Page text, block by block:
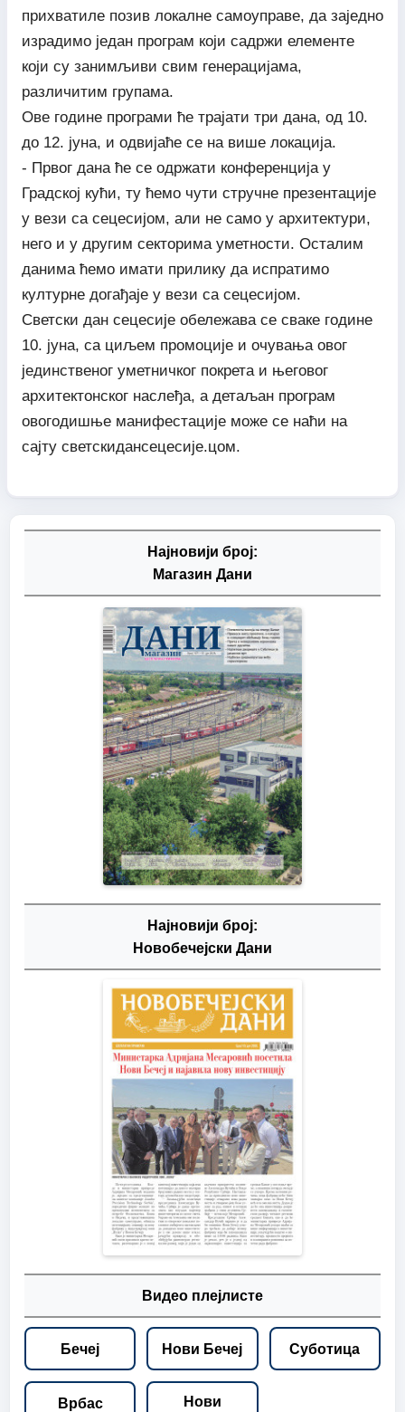
прихватиле позив локалне самоуправе, да заједно
израдимо један програм који садржи елементе
који су занимљиви свим генерацијама,
различитим групама.
Ове године програми ће трајати три дана, од 10.
до 12. јуна, и одвијаће се на више локација.
- Првог дана ће се одржати конференција у
Градској кући, ту ћемо чути стручне презентације
у вези са сецесијом, али не само у архитектури,
него и у другим секторима уметности. Осталим
данима ћемо имати прилику да испратимо
културне догађаје у вези са сецесијом.
Светски дан сецесије обележава се сваке године
10. јуна, са циљем промоције и очувања овог
јединственог уметничког покрета и његовог
архитектонског наслеђа, а детаљан програм
овогодишње манифестације може се наћи на
сајту светскидансецесије.цом.
Најновији број:
Магазин Дани
Најновији број:
Новобечејски Дани
Видео плејлисте
Бечеј Нови Бечеј Суботица
Врбас
Нови